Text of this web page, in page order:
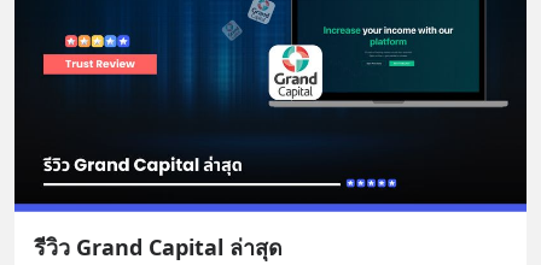
รีวิว Grand Capital ล่าสุด